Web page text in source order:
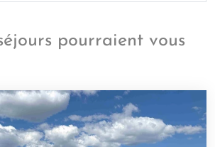
pourraient vous